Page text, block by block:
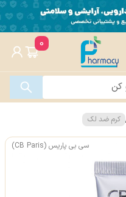
0
کرم ضد لک
سی بی پاریس (CB Paris)